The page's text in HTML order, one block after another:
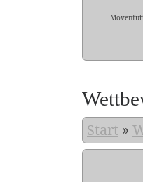
Start »